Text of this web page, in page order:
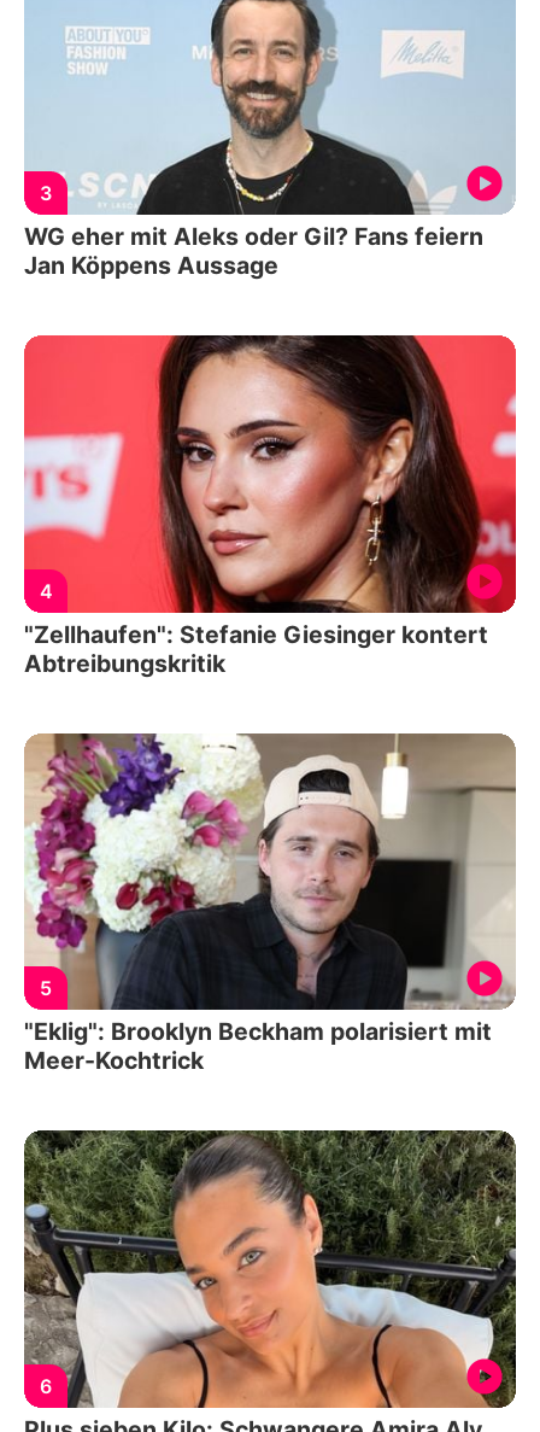
3
WG eher mit Aleks oder Gil? Fans feiern
Jan Köppens Aussage
4
"Zellhaufen": Stefanie Giesinger kontert
Abtreibungskritik
5
"Eklig": Brooklyn Beckham polarisiert mit
Meer-Kochtrick
6